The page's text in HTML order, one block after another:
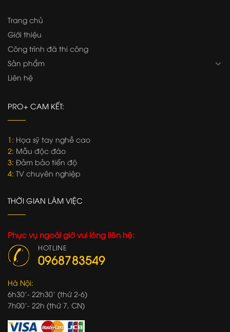
Trang chủ
Giới thiệu
Công trình đã thi công
Sản phẩm
Liên hệ
PRO+ CAM KẾT:
1: Họa sỹ tay nghề cao
2: Mẫu độc đáo
3: Đảm bảo tiến độ
4: TV chuyên nghiệp
THỜI GIAN LÀM VIỆC
Phục vụ ngoài giờ vui lòng liên hệ:
HOTLINE
0968783549
Hà Nội:
6h30'- 22h30' (thứ 2-6)
7h00'- 22h (thứ 7, CN)